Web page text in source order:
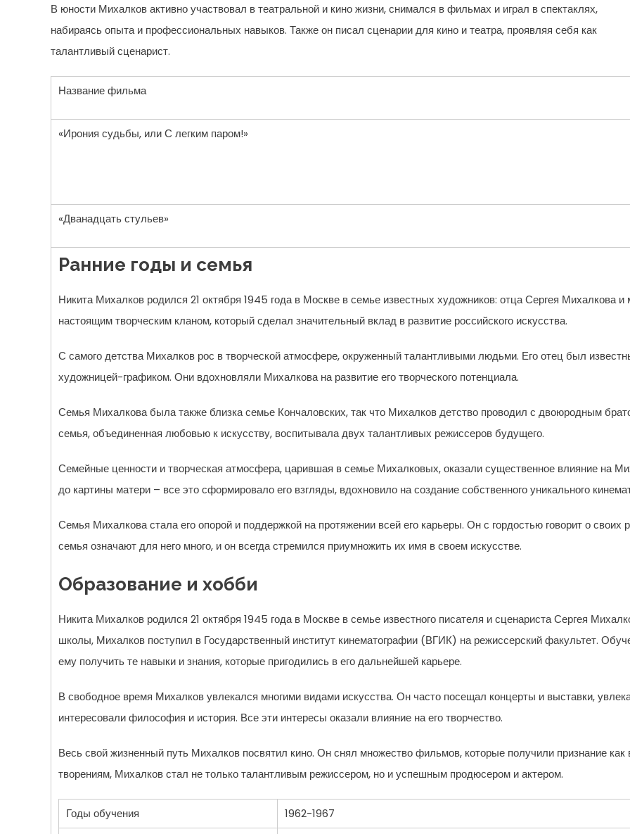
В юности Михалков активно участвовал в театральной и кино жизни, снимался в фильмах и играл в спектаклях,
набираясь опыта и профессиональных навыков. Также он писал сценарии для кино и театра, проявляя себя как
талантливый сценарист.
Название фильма
«Ирония судьбы, или С легким паром!»
«Дванадцать стульев»
Ранние годы и семья
Никита Михалков родился 21 октября 1945 года в Москве в семье известных художников: отца Сергея Михалкова
настоящим творческим кланом, который сделал значительный вклад в развитие российского искусства.
С самого детства Михалков рос в творческой атмосфере, окруженный талантливыми людьми. Его отец был
художницей-графиком. Они вдохновляли Михалкова на развитие его творческого потенциала.
Семья Михалкова была также близка семье Кончаловских, так что Михалков детство проводил с двоюродным
семья, объединенная любовью к искусству, воспитывала двух талантливых режиссеров будущего.
Семейные ценности и творческая атмосфера, царившая в семье Михалковых, оказали существенное влияние на
до картины матери – все это сформировало его взгляды, вдохновило на создание собственного уникального
Семья Михалкова стала его опорой и поддержкой на протяжении всей его карьеры. Он с гордостью говорит о
семья означают для него много, и он всегда стремился приумножить их имя в своем искусстве.
Образование и хобби
Никита Михалков родился 21 октября 1945 года в Москве в семье известного писателя и сценариста Сергея
школы, Михалков поступил в Государственный институт кинематографии (ВГИК) на режиссерский факультет.
ему получить те навыки и знания, которые пригодились в его дальнейшей карьере.
В свободное время Михалков увлекался многими видами искусства. Он часто посещал концерты и выставки,
интересовали философия и история. Все эти интересы оказали влияние на его творчество.
Весь свой жизненный путь Михалков посвятил кино. Он снял множество фильмов, которые получили признание
творениям, Михалков стал не только талантливым режиссером, но и успешным продюсером и актером.
Годы обучения 1962-1967